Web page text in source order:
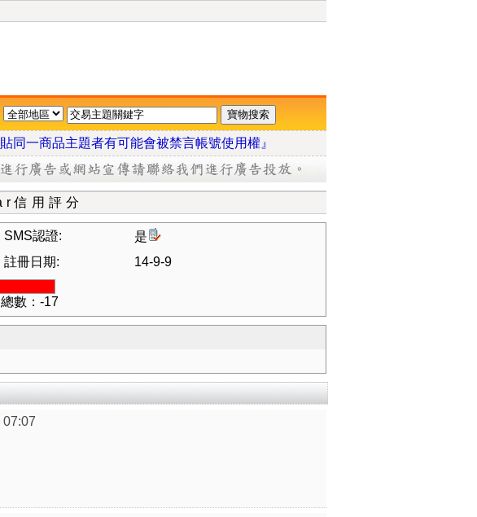
貼同一商品主題者有可能會被禁言帳號使用權』
信用評分
SMS認證:
是
註冊日期:
14-9-9
數：-17